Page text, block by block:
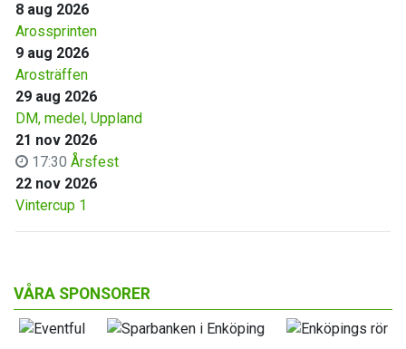
8 aug 2026
Arossprinten
9 aug 2026
Arosträffen
29 aug 2026
DM, medel, Uppland
21 nov 2026
17:30 Årsfest
22 nov 2026
Vintercup 1
VÅRA SPONSORER